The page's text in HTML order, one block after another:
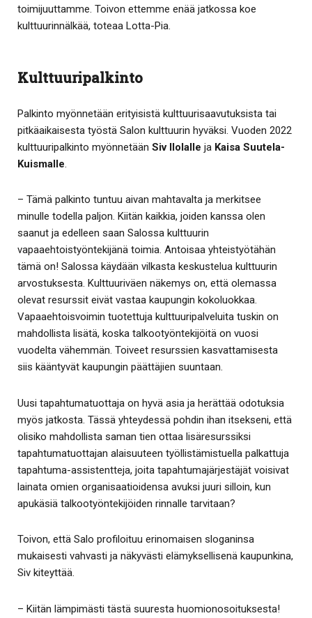
toimijuuttamme. Toivon ettemme enää jatkossa koe
kulttuurinnälkää, toteaa Lotta-Pia.
Kulttuuripalkinto
Palkinto myönnetään erityisistä kulttuurisaavutuksista tai
pitkäaikaisesta työstä Salon kulttuurin hyväksi. Vuoden 2022
kulttuuripalkinto myönnetään Siv Ilolalle ja Kaisa Suutela-
Kuismalle
– Tämä palkinto tuntuu aivan mahtavalta ja merkitsee
minulle todella paljon. Kiitän kaikkia, joiden kanssa olen
saanut ja edelleen saan Salossa kulttuurin
vapaaehtoistyöntekijänä toimia. Antoisaa yhteistyötähän
tämä on! Salossa käydään vilkasta keskustelua kulttuurin
arvostuksesta. Kulttuuriväen näkemys on, että olemassa
olevat resurssit eivät vastaa kaupungin kokoluokkaa.
Vapaaehtoisvoimin tuotettuja kulttuuripalveluita tuskin on
mahdollista lisätä, koska talkootyöntekijöitä on vuosi
vuodelta vähemmän. Toiveet resurssien kasvattamisesta
siis kääntyvät kaupungin päättäjien suuntaan.
Uusi tapahtumatuottaja on hyvä asia ja herättää odotuksia
myös jatkosta. Tässä yhteydessä pohdin ihan itsekseni, että
olisiko mahdollista saman tien ottaa lisäresurssiksi
tapahtumatuottajan alaisuuteen työllistämistuella palkattuja
tapahtuma-assistentteja, joita tapahtumajärjestäjät voisivat
lainata omien organisaatioidensa avuksi juuri silloin, kun
apukäsiä talkootyöntekijöiden rinnalle tarvitaan?
Toivon, että Salo profiloituu erinomaisen sloganinsa
mukaisesti vahvasti ja näkyvästi elämyksellisenä kaupunkina,
Siv kiteyttää.
– Kiitän lämpimästi tästä suuresta huomionosoituksesta!